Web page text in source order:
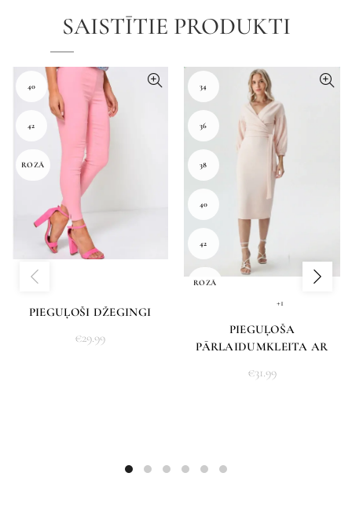
SAISTĪTIE PRODUKTI
40
42
ROZĀ
PIEGUĻOŠI DŽEGINGI
€29.99
34
36
38
40
42
ROZĀ
+1
PIEGUĻOŠA
PĀRLAIDUMKLEITA AR
€31.99